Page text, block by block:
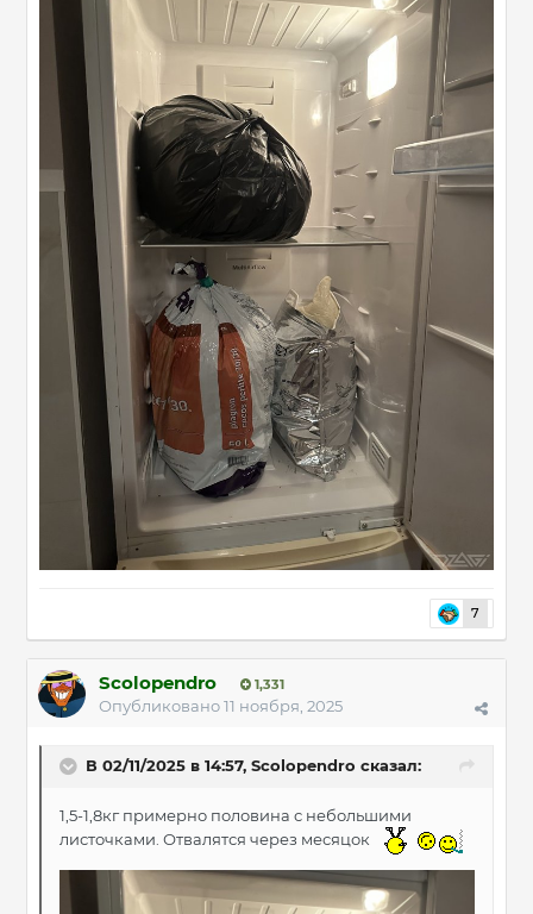
7
Scolopendro 1,331
Опубликовано11 ноября, 2025
В 02/11/2025 в 14:57, Scolopendro сказал:
1,5-1,8кг примерно половина с небольшими
листочками. Отвалятся через месяцок